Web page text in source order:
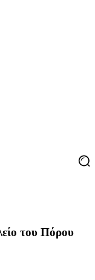
του Πόρου